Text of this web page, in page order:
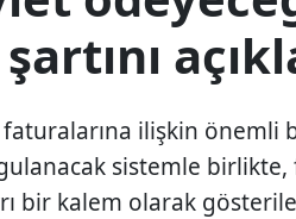
ilişkin önemli
sistemle birlikte,
bir kalem olarak